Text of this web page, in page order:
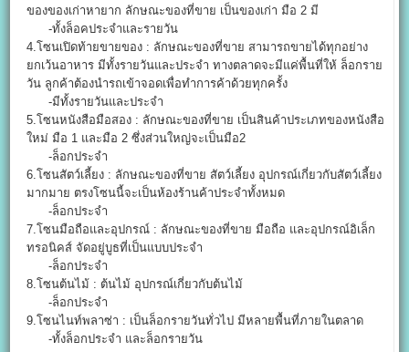
ของของเก่าหายาก ลักษณะของที่ขาย เป็นของเก่า มือ 2 มี
-ทั้งล็อคประจำและรายวัน
4.โซนเปิดท้ายขายของ : ลักษณะของที่ขาย สามารถขายได้ทุกอย่าง
ยกเว้นอาหาร มีทั้งรายวันและประจำ ทางตลาดจะมีแค่พื้นที่ให้ ล็อกราย
วัน ลูกค้าต้องนำรถเข้าจอดเพื่อทำการค้าด้วยทุกครั้ง
-มีทั้งรายวันและประจำ
5.โซนหนังสือมือสอง : ลักษณะของที่ขาย เป็นสินค้าประเภทของหนังสือ
ใหม่ มือ 1 และมือ 2 ซึ่งส่วนใหญ่จะเป็นมือ2
-ล็อกประจำ
6.โซนสัตว์เลี้ยง : ลักษณะของที่ขาย สัตว์เลี้ยง อุปกรณ์เกี่ยวกับสัตว์เลี้ยง
มากมาย ตรงโซนนี้จะเป็นห้องร้านค้าประจำทั้งหมด
-ล็อกประจำ
7.โซนมือถือและอุปกรณ์ : ลักษณะของที่ขาย มือถือ และอุปกรณ์อิเล็ก
ทรอนิคส์ จัดอยู่บูธที่เป็นแบบประจำ
-ล็อกประจำ
8.โซนต้นไม้ : ต้นไม้ อุปกรณ์เกี่ยวกับต้นไม้
-ล็อกประจำ
9.โซนไนท์พลาซ่า : เป็นล็อกรายวันทั่วไป มีหลายพื้นที่ภายในตลาด
-ทั้งล็อกประจำ และล็อกรายวัน